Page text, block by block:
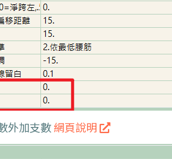
外加支數網頁說明